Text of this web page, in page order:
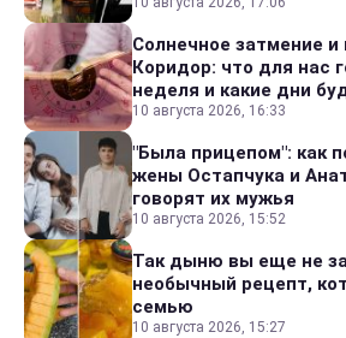
Солнечное затмение и
Коридор: что для нас
неделя и какие дни
10 августа 2026, 16:33
"Была прицепом": как
жены Остапчука и
говорят их мужья
10 августа 2026, 15:52
Так дыню вы еще не
необычный рецепт,
семью
10 августа 2026, 15:27